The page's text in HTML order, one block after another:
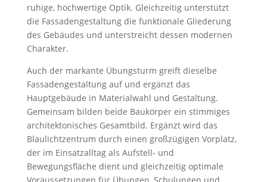
ruhige, hochwertige Optik. Gleichzeitig unterstützt
die Fassadengestaltung die funktionale Gliederung
des Gebäudes und unterstreicht dessen modernen
Charakter.
Auch der markante Übungsturm greift dieselbe
Fassadengestaltung auf und ergänzt das
Hauptgebäude in Materialwahl und Gestaltung.
Gemeinsam bilden beide Baukörper ein stimmiges
architektonisches Gesamtbild. Ergänzt wird das
Blaulichtzentrum durch einen großzügigen Vorplatz,
der im Einsatzalltag als Aufstell- und
Bewegungsfläche dient und gleichzeitig optimale